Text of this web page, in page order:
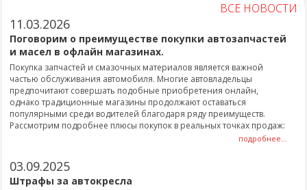
ВСЕ НОВОСТИ
11.03.2026
Поговорим о преимуществе покупки автозапчастей
и масел в офлайн магазинах.
Покупка запчастей и смазочных материалов является важной
частью обслуживания автомобиля. Многие автовладельцы
предпочитают совершать подобные приобретения онлайн,
однако традиционные магазины продолжают оставаться
популярными среди водителей благодаря ряду преимуществ.
Рассмотрим подробнее плюсы покупок в реальных точках продаж:
подробнее...
03.09.2025
Штрафы за автокресла